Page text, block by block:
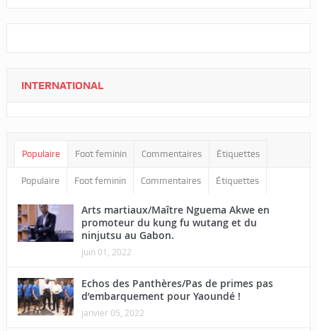
INTERNATIONAL
Populaire Foot feminin Commentaires Étiquettes
Populaire Foot feminin Commentaires Étiquettes
Arts martiaux/Maître Nguema Akwe en
promoteur du kung fu wutang et du
ninjutsu au Gabon.
juin 01, 2022
Echos des Panthères/Pas de primes pas
d’embarquement pour Yaoundé !
janvier 05, 2022